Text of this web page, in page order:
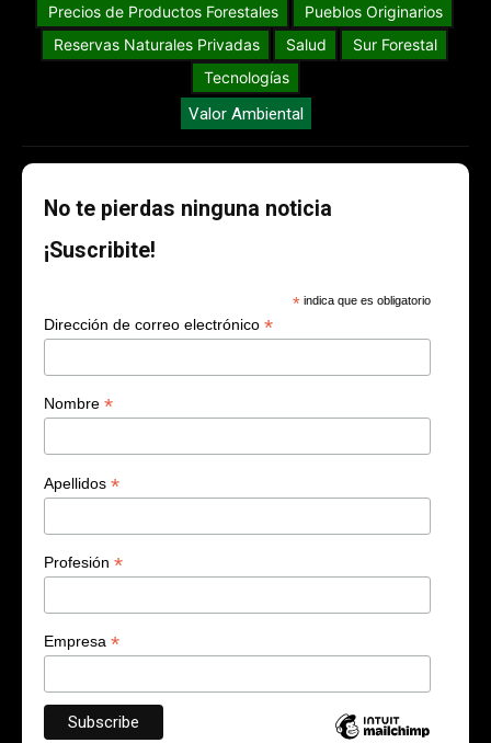
Precios de Productos Forestales
Pueblos Originarios
Reservas Naturales Privadas
Salud
Sur Forestal
Tecnologías
Valor Ambiental
No te pierdas ninguna noticia
¡Suscribite!
* indica que es obligatorio
Dirección de correo electrónico *
Nombre *
Apellidos *
Profesión *
Empresa *